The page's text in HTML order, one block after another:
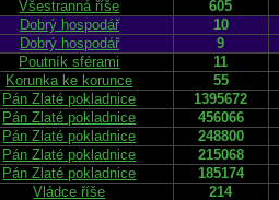
Všestranná říše
605
Dobrý hospodář
10
Dobrý hospodář
9
Poutník sférami
11
Korunka ke korunce
55
Pán Zlaté pokladnice
1395672
Pán Zlaté pokladnice
456066
Pán Zlaté pokladnice
248800
Pán Zlaté pokladnice
215068
Pán Zlaté pokladnice
185174
Vládce říše
214